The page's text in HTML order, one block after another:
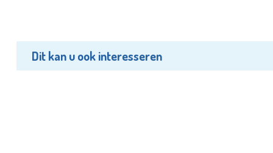
Dit kan u ook interesseren